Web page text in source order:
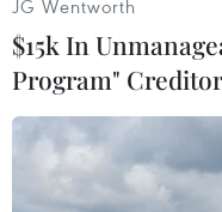
JG Wentworth
$15k In
Program"